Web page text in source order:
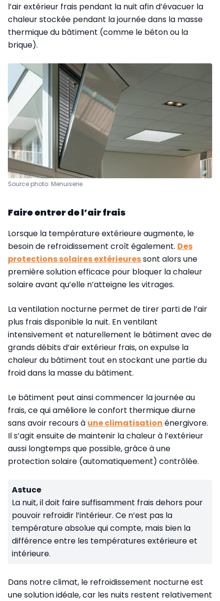
l’air extérieur frais pendant la nuit afin d’évacuer la
chaleur stockée pendant la journée dans la masse
thermique du bâtiment (comme le béton ou la
brique).
Source photo: Menuiserie
Faire entrer de l’air frais
Lorsque la température extérieure augmente, le
besoin de refroidissement croît également. Des
protections solaires extérieuressont alors une
première solution efficace pour bloquer la chaleur
solaire avant qu’elle n’atteigne les vitrages.
La ventilation nocturne permet de tirer parti de l’air
plus frais disponible la nuit. En ventilant
intensivement et naturellement le bâtiment avec de
grands débits d’air extérieur frais, on expulse la
chaleur du bâtiment tout en stockant une partie du
froid dans la masse du bâtiment.
Le bâtiment peut ainsi commencer la journée au
frais, ce qui améliore le confort thermique diurne
sans avoir recours à une climatisation énergivore.
Il s’agit ensuite de maintenir la chaleur à l’extérieur
aussi longtemps que possible, grâce à une
protection solaire (automatiquement) contrôlée.
Astuce
La nuit, il doit faire suffisamment frais dehors pour
pouvoir refroidir l’intérieur. Ce n’est pas la
température absolue qui compte, mais bien la
différence entre les températures extérieure et
intérieure.
Dans notre climat, le refroidissement nocturne est
une solution idéale, car les nuits restent relativement